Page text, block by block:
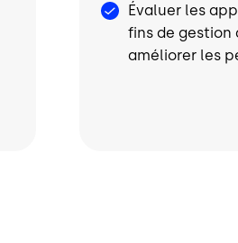
Évaluer les
fins de gestion
améliorer les